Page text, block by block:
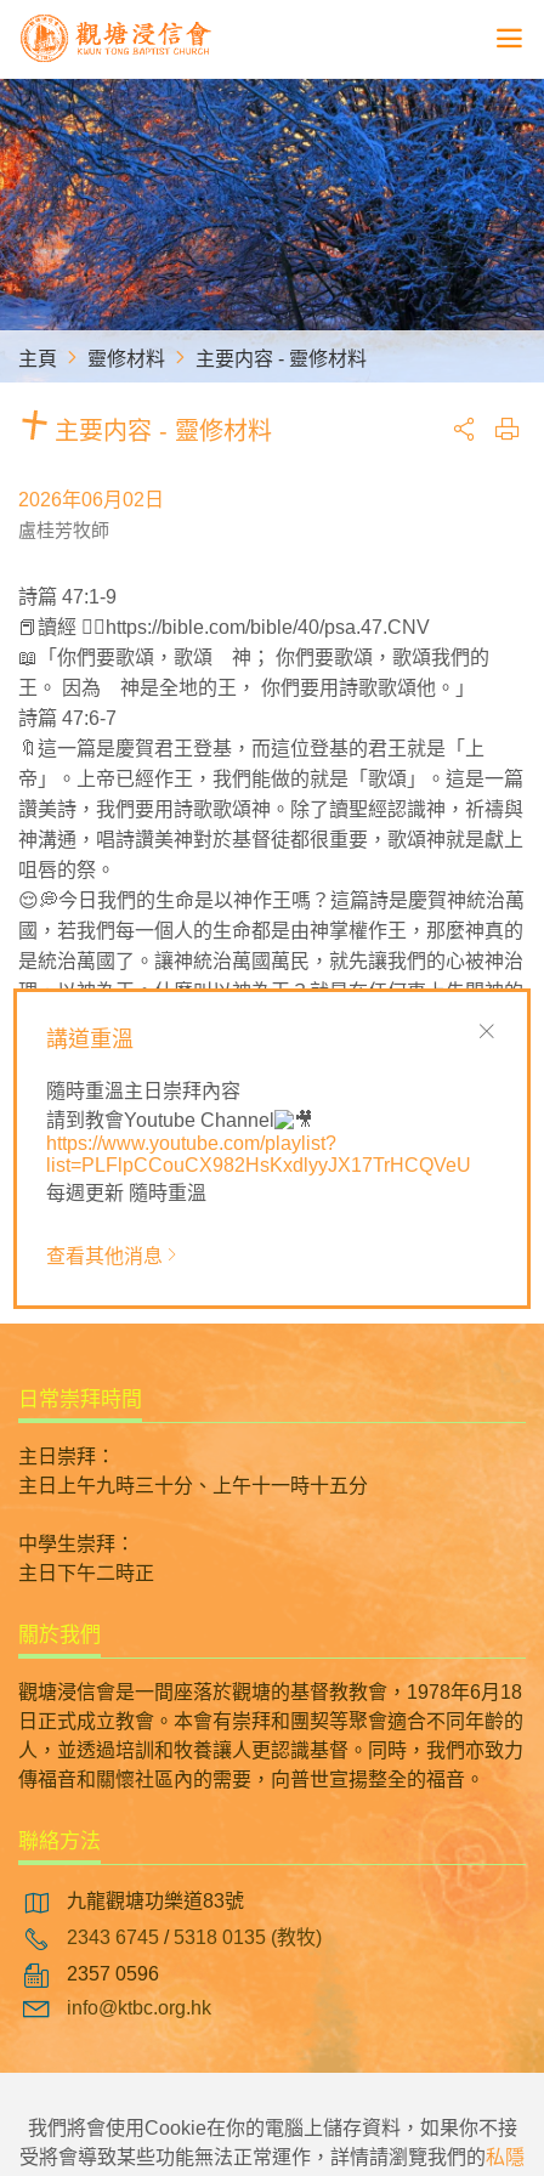
主頁 靈修材料 主要内容 - 靈修材料
主要内容 - 靈修材料
2026年06月02日
盧桂芳牧師
詩篇 47:1-9
📕讀經 👉🏻https://bible.com/bible/40/psa.47.CNV
📖「你們要歌頌，歌頌 神； 你們要歌頌，歌頌我們的
王。 因為 神是全地的王， 你們要用詩歌歌頌他。」
詩篇 47:6-7
🔖這一篇是慶賀君王登基，而這位登基的君王就是「上
帝」。上帝已經作王，我們能做的就是「歌頌」。這是一篇
讚美詩，我們要用詩歌歌頌神。除了讀聖經認識神，祈禱與
神溝通，唱詩讚美神對於基督徒都很重要，歌頌神就是獻上
咀唇的祭。
😌💭今日我們的生命是以神作王嗎？這篇詩是慶賀神統治萬
國，若我們每一個人的生命都是由神掌權作王，那麼神真的
是統治萬國了。讓神統治萬國萬民，就先讓我們的心被神治
理，以神為王。什麼叫以神為王？就是在任何事上先問神的
旨意，而是不是按照自己的心意或一向做法去完成。就讓我
們今天開始在每一件事做決定前停一停，以祈禱先問神的意
思，看看是否不再一樣。
🙏🏻主啊，求祢改變我們以自己的意思生活，讓我們以神為
王，學習先問祢的旨意，才去決定和行動。祈禱奉耶穌基督
名求，阿們。
日常崇拜時間
主日崇拜：
主日上午九時三十分、上午十一時十五分
中學生崇拜：
主日下午二時正
關於我們
觀塘浸信會是一間座落於觀塘的基督教教會，1978年6月18
日正式成立教會。本會有崇拜和團契等聚會適合不同年齡的
人，並透過培訓和牧養讓人更認識基督。同時，我們亦致力
傳福音和關懷社區內的需要，向普世宣揚整全的福音。
聯絡方法
九龍觀塘功樂道83號
2343 6745 / 5318 0135 (教牧)
2357 0596
info@ktbc.org.hk
觀塘浸信會彩明幼稚園
講道重溫
隨時重溫主日崇拜內容
請到教會Youtube Channel
https://www.youtube.com/playlist?
list=PLFlpCCouCX982HsKxdlyyJX17TrHCQVeU
每週更新 隨時重溫
查看其他消息
我們將會使用Cookie在你的電腦上儲存資料，如果你不接
受將會導致某些功能無法正常運作，詳情請瀏覽我們的私隱